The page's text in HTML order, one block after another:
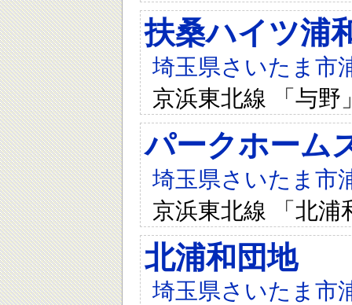
扶桑ハイツ浦
埼玉県さいたま市
京浜東北線 「与野
パークホーム
埼玉県さいたま市
京浜東北線 「北浦
北浦和団地
埼玉県さいたま市